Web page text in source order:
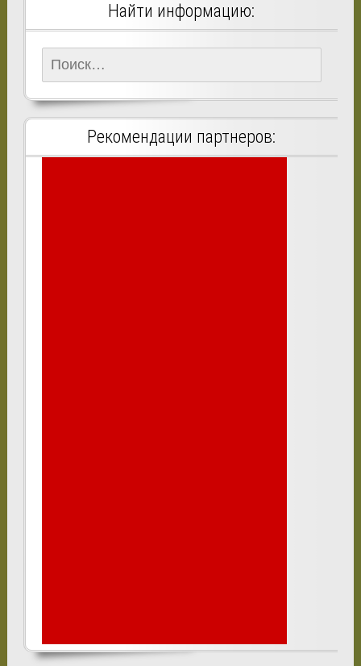
Найти информацию:
Найти:
Рекомендации партнеров: